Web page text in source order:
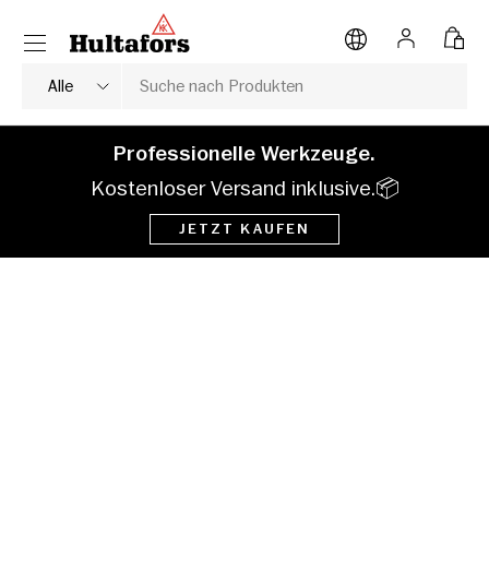
DIREKT ZUM INHALT
Suche
Produkttyp
Alle
Anmelden
Menü
Professionelle Werkzeuge.
Kostenloser Versand inklusive.📦
JETZT KAUFEN